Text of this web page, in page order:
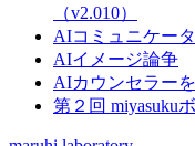
（v2.010）
AIコミュニケー
AIイメージ論争
AIカウンセラー
第２回 miyasuku